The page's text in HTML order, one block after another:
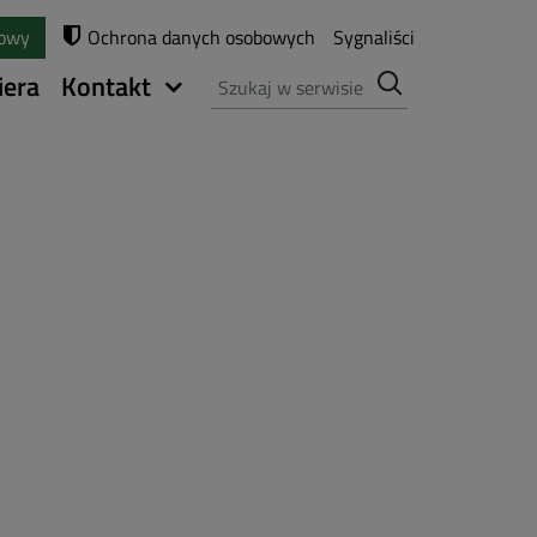
Ochrona danych osobowych Sygnaliści
Kontakt Szukaj